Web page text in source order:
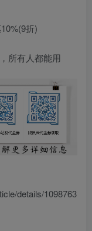
折)
所有人都能用
details/1098763